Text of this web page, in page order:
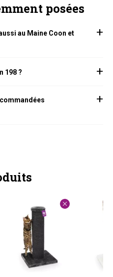
posées
au Maine Coon et
198 ?